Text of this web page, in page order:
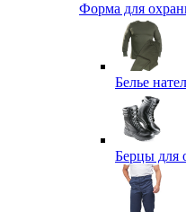
Форма для
Белье
Берцы для